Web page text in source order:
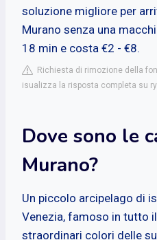
soluzione migliore per
Murano senza una
18 min e costa €2 - €8.
Richiesta di rimozione della
isualizza la risposta completa su
Dove sono le
Murano?
Un piccolo arcipelago di
Venezia, famoso in tutto
straordinari colori delle